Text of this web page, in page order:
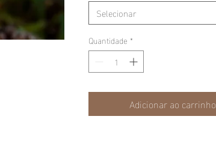
Selecionar
Quantidade *
Adicionar ao carrinho